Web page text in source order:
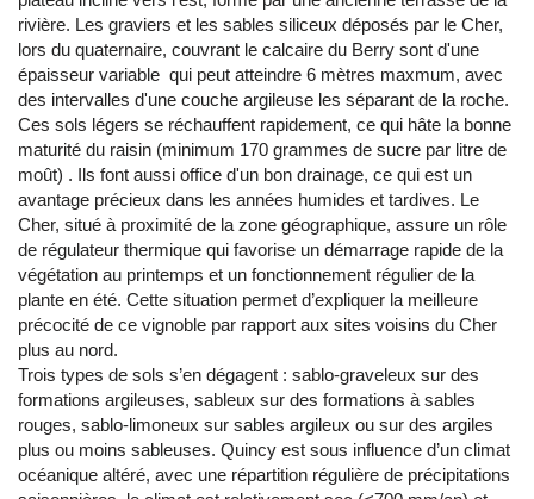
rivière. Les graviers et les sables siliceux déposés par le Cher,
lors du quaternaire, couvrant le calcaire du Berry sont d'une
épaisseur variable qui peut atteindre 6 mètres maxmum, avec
des intervalles d'une couche argileuse les séparant de la roche.
Ces sols légers se réchauffent rapidement, ce qui hâte la bonne
maturité du raisin (minimum 170 grammes de sucre par litre de
moût) . Ils font aussi office d'un bon drainage, ce qui est un
avantage précieux dans les années humides et tardives. Le
Cher, situé à proximité de la zone géographique, assure un rôle
de régulateur thermique qui favorise un démarrage rapide de la
végétation au printemps et un fonctionnement régulier de la
plante en été. Cette situation permet d’expliquer la meilleure
précocité de ce vignoble par rapport aux sites voisins du Cher
plus au nord.
Trois types de sols s’en dégagent : sablo-graveleux sur des
formations argileuses, sableux sur des formations à sables
rouges, sablo-limoneux sur sables argileux ou sur des argiles
plus ou moins sableuses. Quincy est sous influence d’un climat
océanique altéré, avec une répartition régulière de précipitations